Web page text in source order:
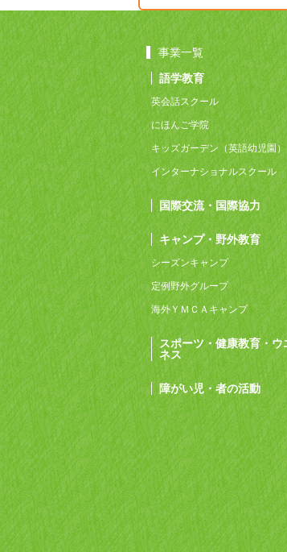
事業一覧
語学教育
英会話スクール
にほんご学院
キッズガーデン（英語幼児園）
インターナショナルスクール
国際交流・国際協力
キャンプ・野外教育
シーズンキャンプ
定例野外グループ
海外ＹＭＣＡキャンプ
スポーツ・健康教育・ウ
ネス
障がい児・者の活動